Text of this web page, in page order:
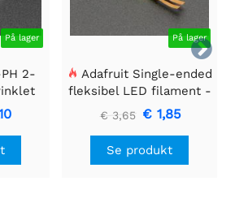

På lager
2-
På lager
Adafruit Single-ended
fleksibel LED filament -
3V 25 mm lang - Grøn
€ 3,65 € 1,85
Se produkt